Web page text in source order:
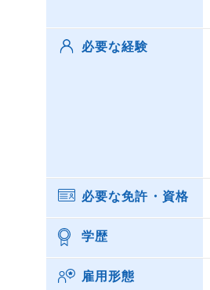
必要な経験
必要な免許・資格
学歴
雇用形態